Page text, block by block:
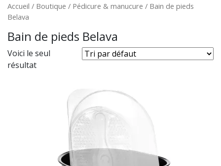
Accueil / Boutique / Pédicure & manucure / Bain de pieds
Belava
Bain de pieds Belava
Voici le seul
résultat